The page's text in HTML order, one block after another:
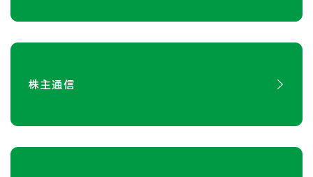
株主通信